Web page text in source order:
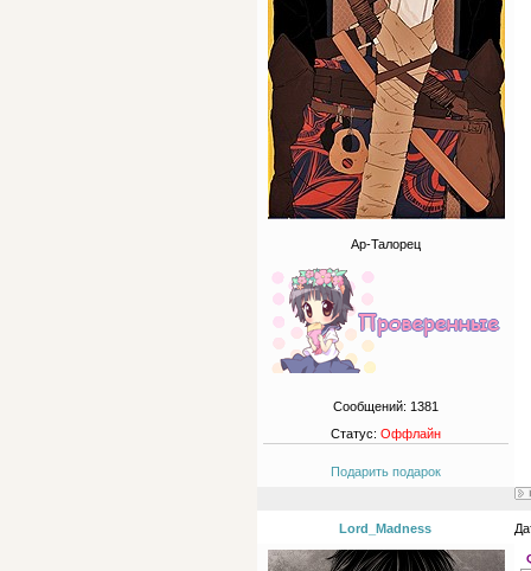
Ар-Талорец
Сообщений: 1381
Статус: Оффлайн
Подарить подарок
Lord_Madness